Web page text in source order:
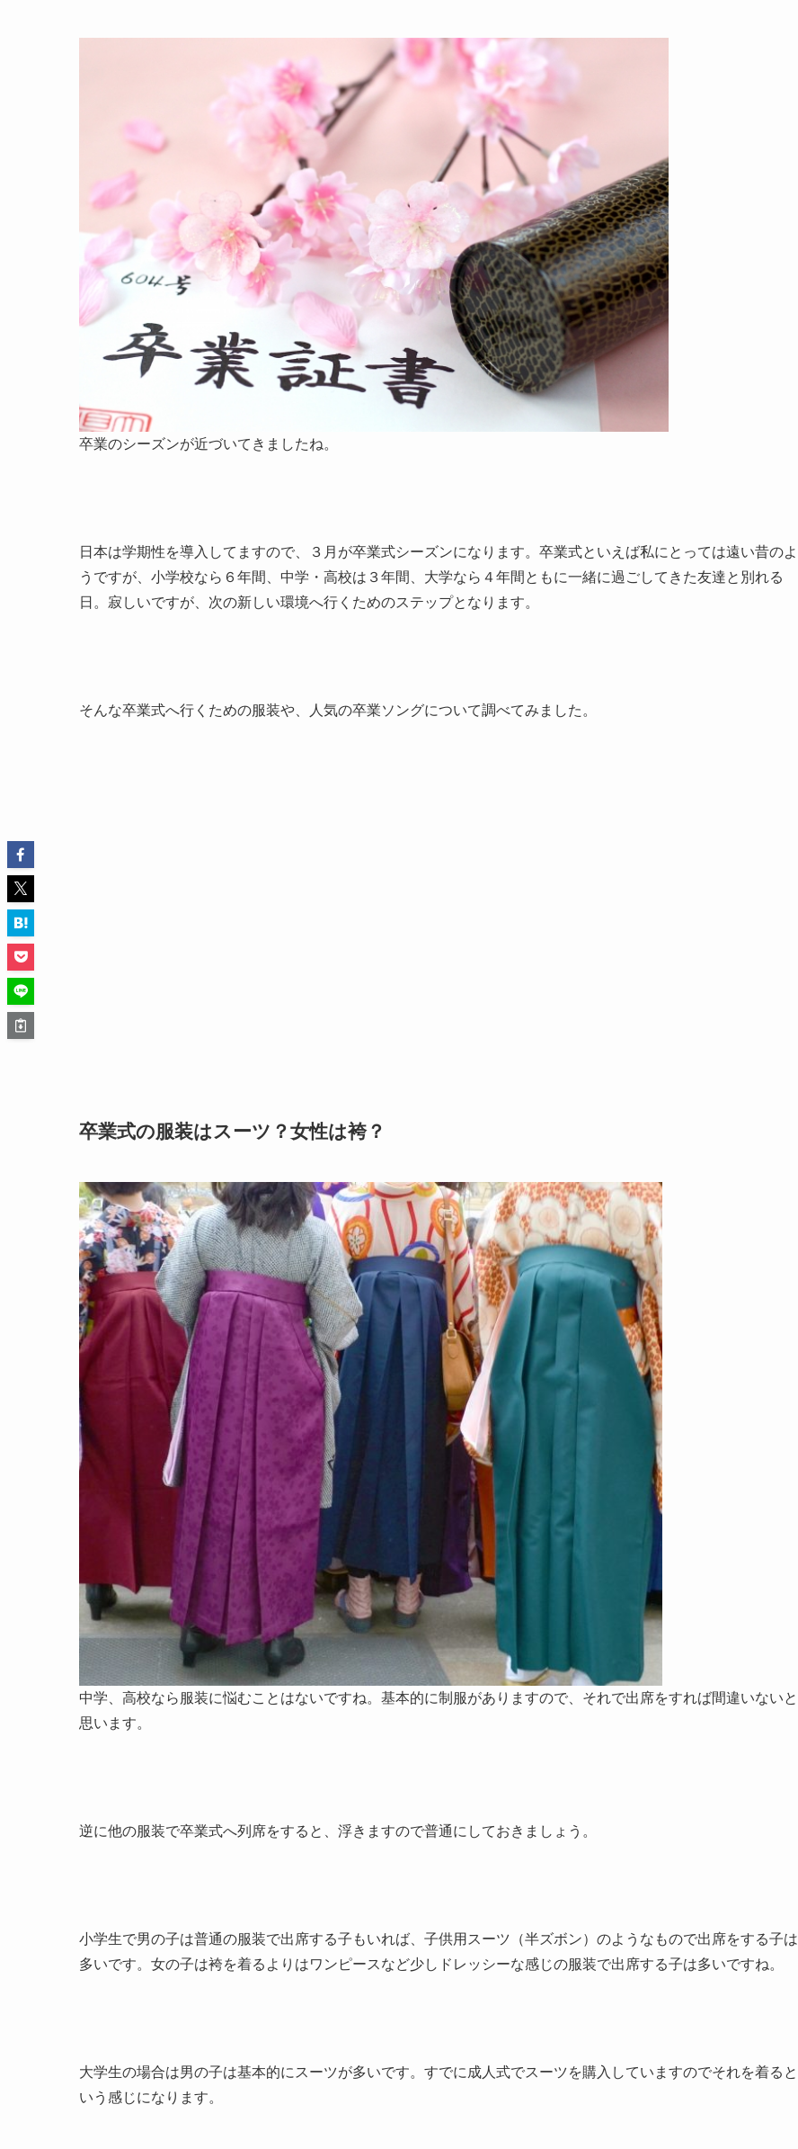
卒業のシーズンが近づいてきましたね。
日本は学期性を導入してますので、３月が卒業式シーズンになります。卒業式といえば私にとっては遠い昔のよ
うですが、小学校なら６年間、中学・高校は３年間、大学なら４年間ともに一緒に過ごしてきた友達と別れる
日。寂しいですが、次の新しい環境へ行くためのステップとなります。
そんな卒業式へ行くための服装や、人気の卒業ソングについて調べてみました。
卒業式の服装はスーツ？女性は袴？
中学、高校なら服装に悩むことはないですね。基本的に制服がありますので、それで出席をすれば間違いないと
思います。
逆に他の服装で卒業式へ列席をすると、浮きますので普通にしておきましょう。
小学生で男の子は普通の服装で出席する子もいれば、子供用スーツ（半ズボン）のようなもので出席をする子は
多いです。女の子は袴を着るよりはワンピースなど少しドレッシーな感じの服装で出席する子は多いですね。
大学生の場合は男の子は基本的にスーツが多いです。すでに成人式でスーツを購入していますのでそれを着ると
いう感じになります。